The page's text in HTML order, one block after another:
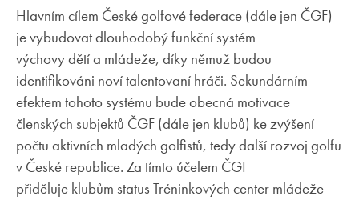
Hlavním cílem České golfové federace (dále jen ČGF)
je vybudovat dlouhodobý funkční systém
výchovy dětí a mládeže, díky němuž budou
identifikováni noví talentovaní hráči. Sekundárním
efektem tohoto systému bude obecná motivace
členských subjektů ČGF (dále jen klubů) ke zvýšení
počtu aktivních mladých golfistů, tedy další rozvoj golfu
v České republice. Za tímto účelem ČGF
přiděluje klubům status Tréninkových center mládeže